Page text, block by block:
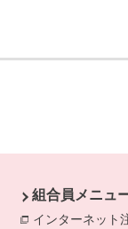
ドウで開きます。
組合員メニュ
インターネット